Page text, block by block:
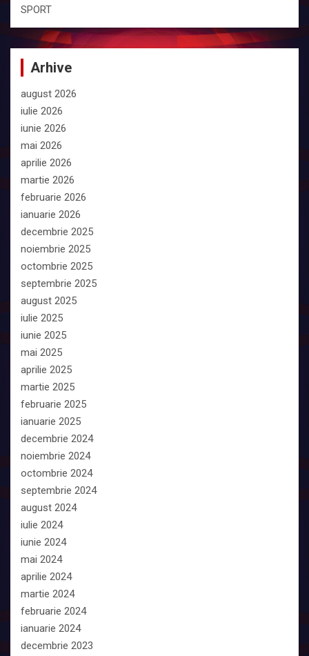
SPORT
Arhive
august 2026
iulie 2026
iunie 2026
mai 2026
aprilie 2026
martie 2026
februarie 2026
ianuarie 2026
decembrie 2025
noiembrie 2025
octombrie 2025
septembrie 2025
august 2025
iulie 2025
iunie 2025
mai 2025
aprilie 2025
martie 2025
februarie 2025
ianuarie 2025
decembrie 2024
noiembrie 2024
octombrie 2024
septembrie 2024
august 2024
iulie 2024
iunie 2024
mai 2024
aprilie 2024
martie 2024
februarie 2024
ianuarie 2024
decembrie 2023